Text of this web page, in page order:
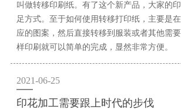
叫做转移印刷纸。有了这个新产品，大家的
足方式。至于如何使用转移打印纸，主要是
应的图案，然后直接转移到服装或者其他需
样印刷就可以简单的完成，显然非常方便。
2021-06-25
印花加工需要跟上时代的步伐